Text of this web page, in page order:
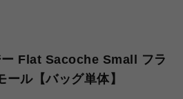
Flat Sacoche Small フラ
ル【バッグ単体】